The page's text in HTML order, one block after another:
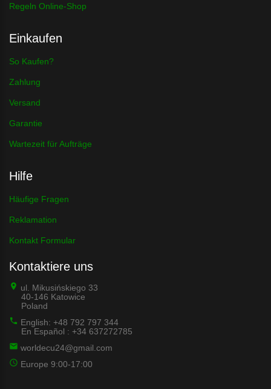
Regeln Online-Shop
Einkaufen
So Kaufen?
Zahlung
Versand
Garantie
Wartezeit für Aufträge
Hilfe
Häufige Fragen
Reklamation
Kontakt Formular
Kontaktiere uns
ul. Mikusińskiego 33
40-146 Katowice
Poland
English: +48 792 797 344
En Español : +34 637272785
worldecu24@gmail.com
Europe 9:00-17:00